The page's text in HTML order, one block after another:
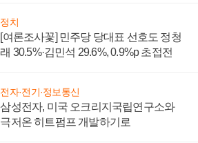
정치
[여론조사꽃] 민주당 당대표 선호도 정청
래 30.5%·김민석 29.6%, 0.9%p 초접전
전자·전기·정보통신
삼성전자, 미국 오크리지국립연구소와
극저온 히트펌프 개발하기로